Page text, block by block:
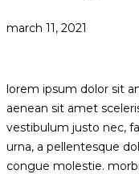
march 11, 2021
lorem ipsum dolor sit
aenean sit amet
vestibulum justo nec,
urna, a pellentesque
congue molestie.